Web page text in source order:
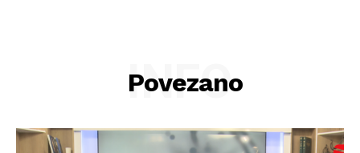
Povezano
INFO